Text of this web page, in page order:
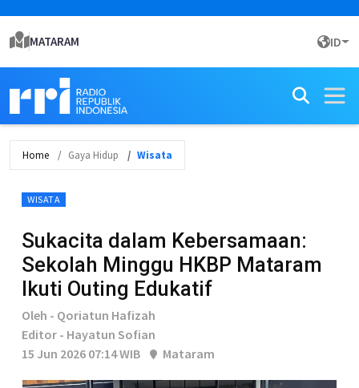
MATARAM ID
Home Gaya Hidup Wisata
WISATA
Sukacita dalam Kebersamaan:
Sekolah Minggu HKBP Mataram
Ikuti Outing Edukatif
Oleh - Qoriatun Hafizah
Editor - Hayatun Sofian
15 Jun 2026 07:14 WIB
Mataram